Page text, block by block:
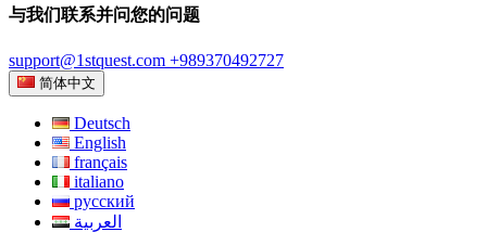
与我们联系并问您的问题
support@1stquest.com +989370492727
简体中文
Deutsch
English
français
italiano
русский
العربية